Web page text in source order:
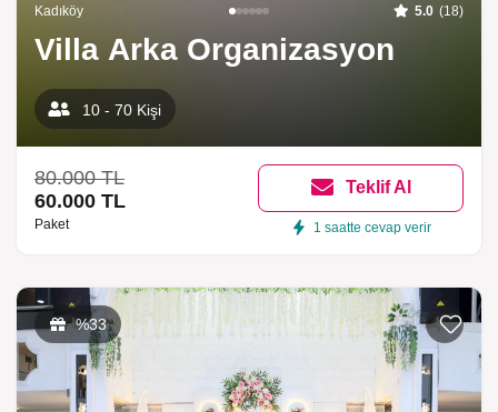
Kadıköy 5.0 (18)
Villa Arka Organizasyon
10 - 70 Kişi
80.000 TL
60.000 TL
Paket
Teklif Al
1 saatte cevap verir
%33 Listeme